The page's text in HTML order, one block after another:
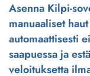
Asenna Kilpi-
manuaaliset
automaattisesti
saapuessa ja
veloituksetta